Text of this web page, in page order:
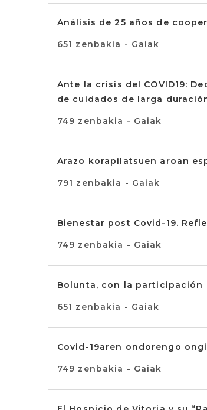
Análisis de 25 años de
651 zenbakia - Gaiak
Ante la crisis del COVID19:
de cuidados de larga
749 zenbakia - Gaiak
Arazo korapilatsuen aroan
791 zenbakia - Gaiak
Bienestar post Covid-19.
749 zenbakia - Gaiak
Bolunta, con la participación
651 zenbakia - Gaiak
Covid-19aren ondorengo
749 zenbakia - Gaiak